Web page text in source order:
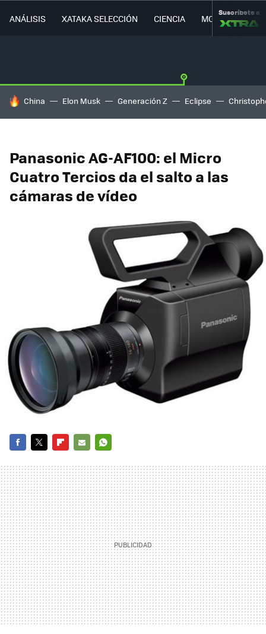
ANÁLISIS XATAKA SELECCIÓN CIENCIA MOVILIDAD
Suscríbete a
HOY SE HABLA DE
China Elon Musk Generación Z Eclipse
Panasonic AG-AF100: el Micro
Cuatro Tercios da el salto a las
cámaras de vídeo
MAIL